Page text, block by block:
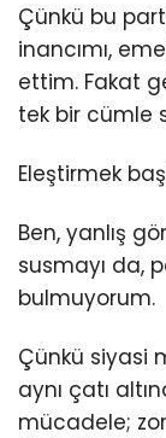
Çünkü bu
inancımı,
ettim. Fakat
tek bir cümle
Eleştirmek
Ben, yanlış
susmayı da,
bulmuyorum.
Çünkü siyasi
aynı çatı
mücadele;